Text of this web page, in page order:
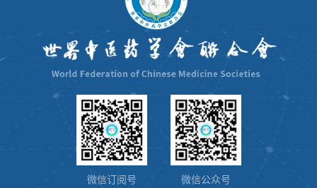
微信订阅号 微信公众号